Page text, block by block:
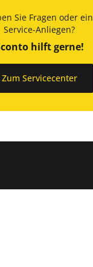
Sie Fragen oder ein
Service-Anliegen?
hilft gerne!
Zum Servicecenter